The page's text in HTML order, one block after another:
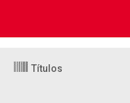
Títulos